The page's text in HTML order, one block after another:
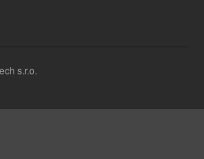
s.r.o.